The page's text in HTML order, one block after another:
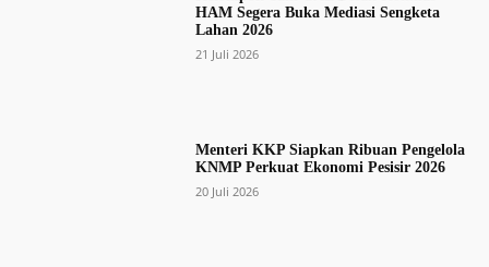
HAM Segera Buka Mediasi Sengketa
Lahan 2026
21 Juli 2026
Menteri KKP Siapkan Ribuan Pengelola
KNMP Perkuat Ekonomi Pesisir 2026
20 Juli 2026